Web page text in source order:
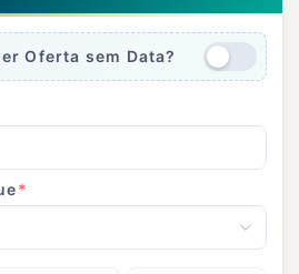
Oferta sem Data?
*